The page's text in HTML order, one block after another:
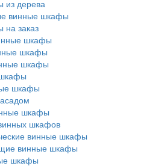
дерева
винные шкафы
заказ
шкафы
шкафы
шкафы
шкафы
шкафы
шкафов
винные шкафы
винные шкафы
шкафы